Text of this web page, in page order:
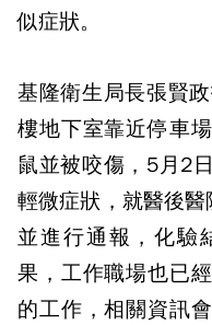
似症狀。
基隆衛生局長張賢
樓地下室靠近停車
鼠並被咬傷，5月2
輕微症狀，就醫後
並進行通報，化驗
果，工作職場也已
的工作，相關資訊